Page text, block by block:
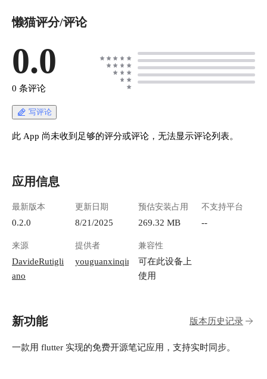
懒猫评分/评论
0.0
0 条评论
写评论
此 App 尚未收到足够的评分或评论，无法显示评论列表。
应用信息
最新版本
0.2.0
更新日期
8/21/2025
预估安装占用
269.32 MB
不支持平台
--
来源
DavideRutigli
ano
提供者
youguanxinqing
兼容性
可在此设备上
使用
新功能 版本历史记录
一款用 flutter 实现的免费开源笔记应用，支持实时同步。